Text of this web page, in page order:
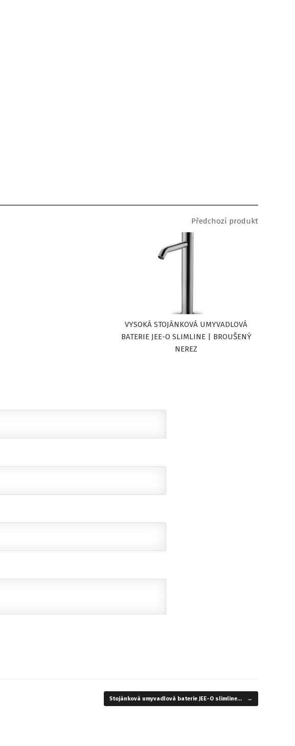
Předchozí produkt
VYSOKÁ STOJÁNKOVÁ UMYVADLOVÁ
BATERIE JEE-O SLIMLINE | BROUŠENÝ
NEREZ
Stojánková umyvadlová baterie JEE-O slimline… →